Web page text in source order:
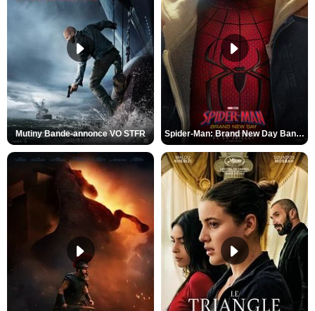
Mutiny Bande-annonce VO STFR Spider-Man: Brand New Day Bande-annonce VO STFR